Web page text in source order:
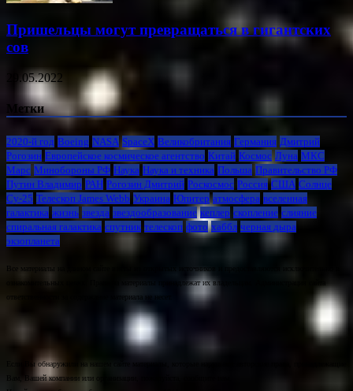
Пришельцы могут превращаться в гигантских
сов
29.05.2022
Метки
2020-й год Boeing NASA SpaceX Великобритания Германия Дмитрий
Рогозин Европейское космическое агентство Китай Космос Луна МКС
Марс Минoбороны РФ Наука Наука и техника Польша Правительство РФ
Путин Владимир РАН Рогозин Дмитрий Роскосмос Россия США Солнце
Су-25 Телескоп James Webb Украина Юпитер атмосфера вселенная
галактика жизнь звезда звездообразование кеплер скопление слияние
спиральная галактика спутник телескоп фото хаббл черная дыра
экзопланета
Все материалы на данном сайте взяты из открытых источников и предоставляются исключительно в
ознакомительных целях. Права на материалы принадлежат их владельцам. Администрация сайта
ответственности за содержание материала не несет.
Если Вы обнаружили на нашем сайте материалы, которые нарушают авторские права, принадлежащие
Вам, Вашей компании или организации, пожалуйста, сообщите нам.